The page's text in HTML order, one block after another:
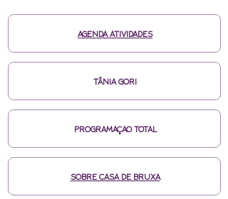
AGENDA ATIVIDADES
TÂNIA GORI
PROGRAMAÇAO TOTAL
SOBRE CASA DE BRUXA